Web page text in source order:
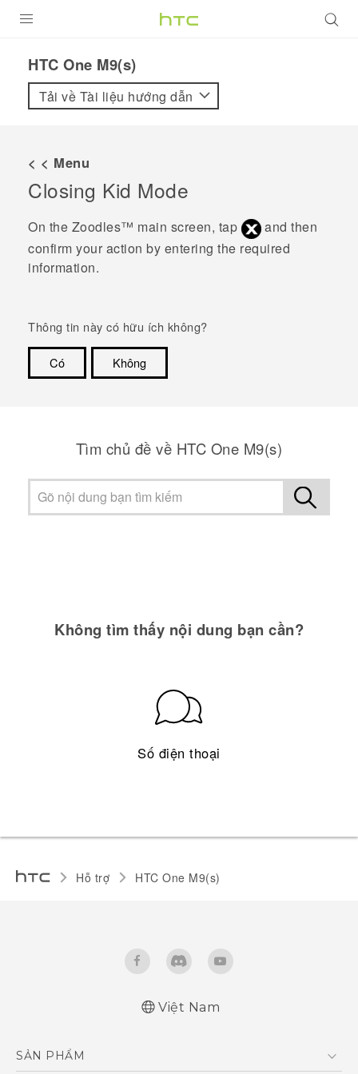
VIVE
VIVERSE
ỨNG DỤNG
HỖ TRỢ
HTC One M9(s)‎
Tải về Tài liệu hướng dẫn
< < Menu
Closing Kid Mode
On the Zoodles™ main screen, tap
and then
confirm your action by entering the required
information.
Thông tin này có hữu ích không?
Có
Không
Tìm chủ đề về HTC One M9(s)
Không tìm thấy nội dung bạn cần?
Số điện thoại
Hỗ trợ HTC One M9(s)‎
Việt Nam
SẢN PHẨM